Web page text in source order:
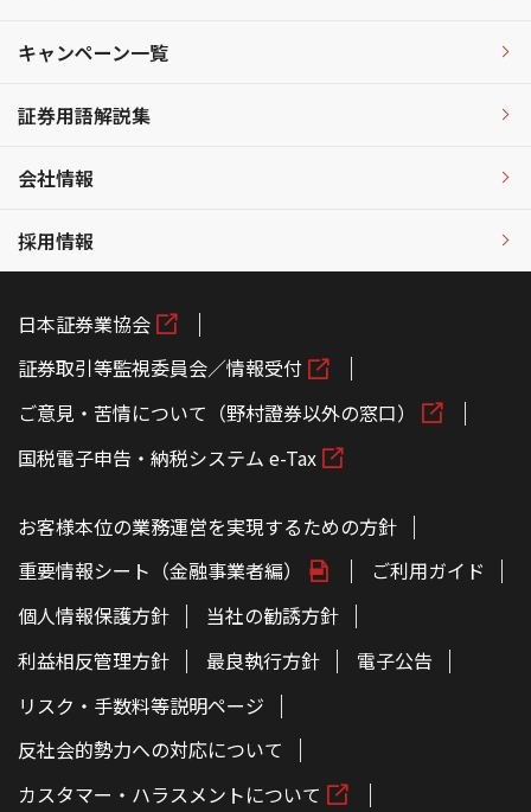
キャンペーン一覧
証券用語解説集
会社情報
採用情報
日本証券業協会
証券取引等監視委員会／情報受付
ご意見・苦情について（野村證券以外の窓口）
国税電子申告・納税システム e-Tax
お客様本位の業務運営を実現するための方針
重要情報シート（金融事業者編）
ご利用ガイド
個人情報保護方針
当社の勧誘方針
利益相反管理方針
最良執行方針
電子公告
リスク・手数料等説明ページ
反社会的勢力への対応について
カスタマー・ハラスメントについて